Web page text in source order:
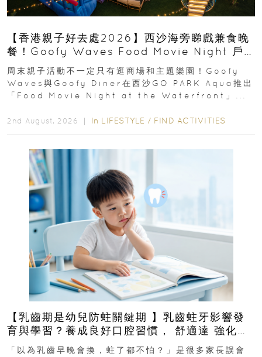
【香港親子好去處2026】西沙海旁睇戲兼食晚
餐！Goofy Waves Food Movie Night 戶
外影院逢週末登場
周末親子活動不一定只有逛商場和主題樂園！Goofy
Waves與Goofy Diner在西沙GO PARK Aqua推出
「Food Movie Night at the Waterfront」...
2nd August, 2026 ｜ In LIFESTYLE / FIND ACTIVITIES
【乳齒期是幼兒防蛀關鍵期 】乳齒蛀牙影響發
育與學習？養成良好口腔習慣， 舒適達 強化琺
瑯質 兒童牙膏防護指南
「以為乳齒早晚會換，蛀了都不怕？」是很多家長誤會